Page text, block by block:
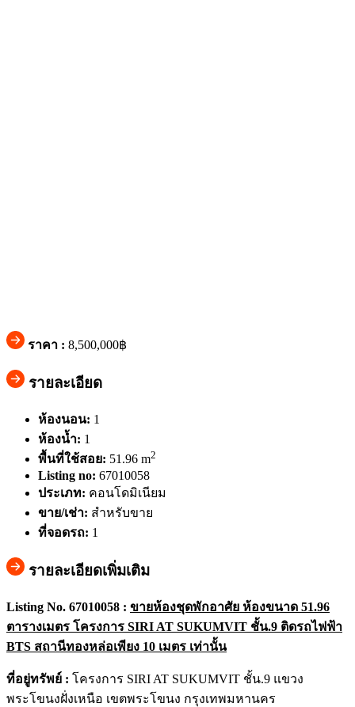
ราคา : 8,500,000฿
รายละเอียด
ห้องนอน: 1
ห้องน้ำ: 1
พื้นที่ใช้สอย: 51.96 m2
Listing no: 67010058
ประเภท: คอนโดมิเนียม
ขาย/เช่า: สำหรับขาย
ที่จอดรถ: 1
รายละเอียดเพิ่มเติม
Listing No. 67010058 : ขายห้องชุดพักอาศัย ห้องขนาด 51.96
ตารางเมตร โครงการ SIRI AT SUKUMVIT ชั้น.9 ติดรถไฟฟ้า
BTS สถานีทองหล่อเพียง 10 เมตร เท่านั้น
ที่อยู่ทรัพย์ : โครงการ SIRI AT SUKUMVIT ชั้น.9 แขวง
พระโขนงฝั่งเหนือ เขตพระโขนง กรุงเทพมหานคร